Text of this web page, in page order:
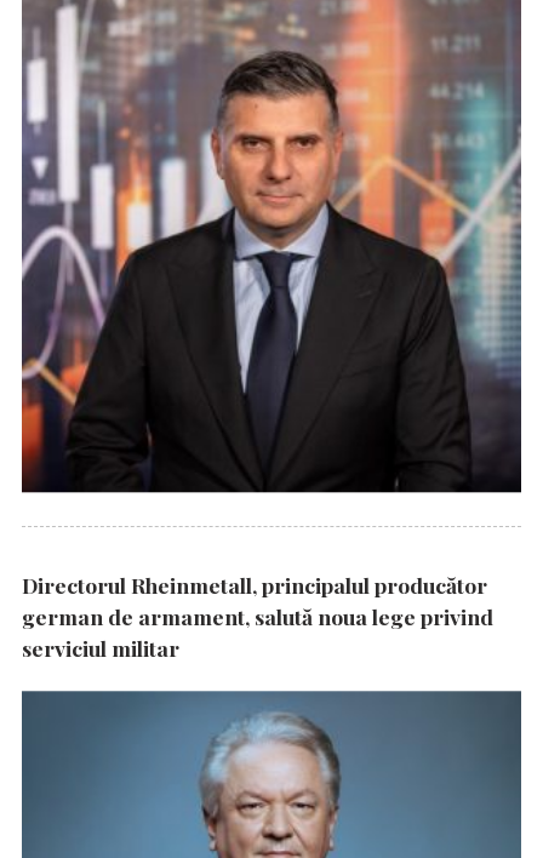
Directorul Rheinmetall, principalul producător
german de armament, salută noua lege privind
serviciul militar